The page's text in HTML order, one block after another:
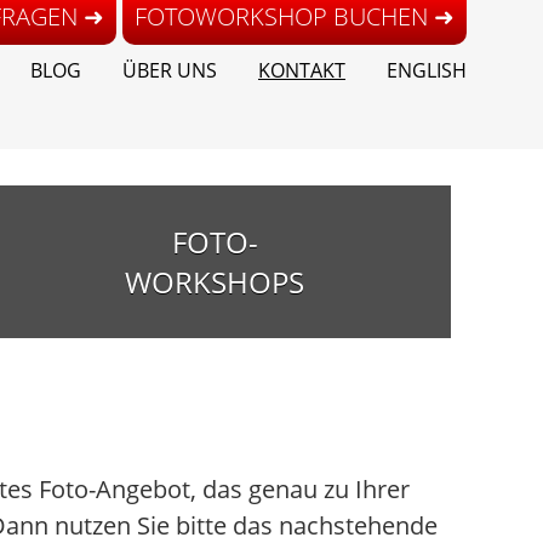
➜ FOTOWORKSHOP BUCHEN ➜
BLOG ÜBER UNS KONTAKT ENGLISH
FOTO-
WORKSHOPS
Foto-Angebot, das genau zu Ihrer
nutzen Sie bitte das nachstehende